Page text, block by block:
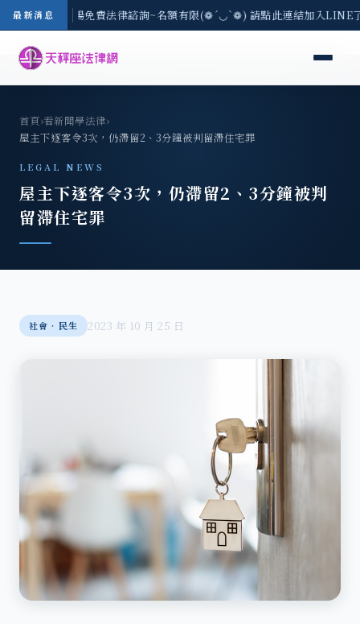
最新消息
區-8/3(一) 現場免費法律諮詢~名額有限(❁´◡`❁) 請點此連結加入
首頁›看新聞學法律›
屋主下逐客令3次，仍滯留2、3分鐘被判留滯住宅罪
LEGAL NEWS
屋主下逐客令3次，仍滯留2、3分鐘被判
留滯住宅罪
社會‧民生 2023 年 10 月 25 日